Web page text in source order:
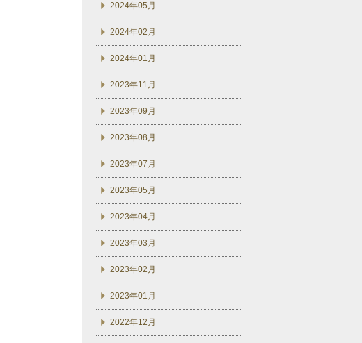
2024年05月
2024年02月
2024年01月
2023年11月
2023年09月
2023年08月
2023年07月
2023年05月
2023年04月
2023年03月
2023年02月
2023年01月
2022年12月